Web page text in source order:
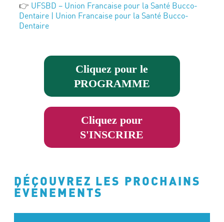
👉 UFSBD – Union Francaise pour la Santé Bucco-
Dentaire | Union Francaise pour la Santé Bucco-
Dentaire
Cliquez pour le
PROGRAMME
Cliquez pour
S'INSCRIRE
DÉCOUVREZ LES PROCHAINS
ÉVÉNEMENTS